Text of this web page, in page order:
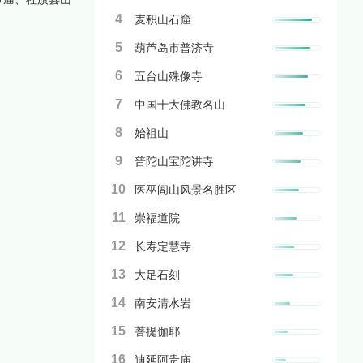
4 麦积山石窟
5 葫芦岛市普济寺
6 五台山殊像寺
7 中国十大佛教名山
8 始祖山
9 普陀山宝陀讲寺
10 医巫闾山风景名胜区
11 崇福道院
12 长寿定慧寺
13 大足石刻
14 南安清水岩
15 菩提伽耶
16 迪延阿贵庙